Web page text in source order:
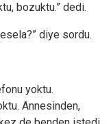
bozuktu.” dedi.
diye sordu.
yoktu.
Annesinden,